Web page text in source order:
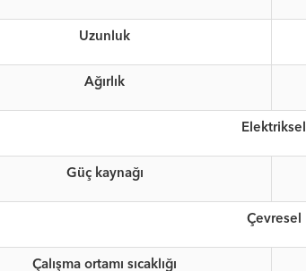
Uzunluk
Ağırlık
Elektriksel
Güç kaynağı
Çevresel
Çalışma ortamı sıcaklığı